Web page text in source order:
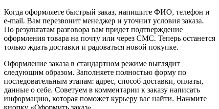
Когда оформляете быстрый заказ, напишите ФИО, телефон и
e-mail. Вам перезвонит менеджер и уточнит условия заказа.
По результатам разговора вам придет подтверждение
оформления товара на почту или через СМС. Теперь останется
только ждать доставки и радоваться новой покупке.
Оформление заказа в стандартном режиме выглядит
следующим образом. Заполняете полностью форму по
последовательным этапам: адрес, способ доставки, оплаты,
данные о себе. Советуем в комментарии к заказу написать
информацию, которая поможет курьеру вас найти. Нажмите
кнопку «Оформить заказ».